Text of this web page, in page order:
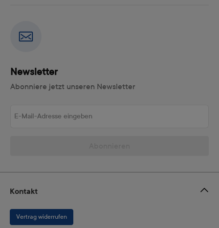
Newsletter
Abonniere jetzt unseren Newsletter
Kontakt
Vertrag widerrufen